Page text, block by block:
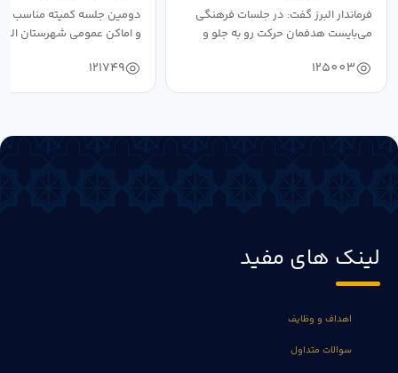
فرماندار البرز گفت: در جلسات فرهنگی
می‌بایست هدفمان حرکت رو به جلو و
125003
دومین جلسه کمیته مناسب
و اماکن عمومی شهرستان
121749
لینک های مفید
اهداف و وظایف
سوالات متداول